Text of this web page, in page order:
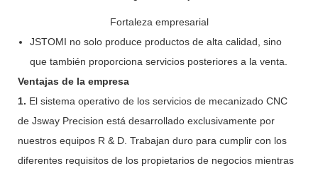
Fortaleza empresarial
JSTOMI no solo produce productos de alta calidad, sino
que también proporciona servicios posteriores a la venta.
Ventajas de la empresa
1. El sistema operativo de los servicios de mecanizado CNC
de Jsway Precision está desarrollado exclusivamente por
nuestros equipos R & D. Trabajan duro para cumplir con los
diferentes requisitos de los propietarios de negocios mientras